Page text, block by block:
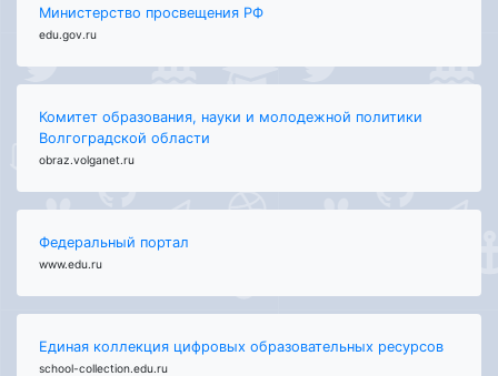
Министерство просвещения РФ
edu.gov.ru
Комитет образования, науки и молодежной политики
Волгоградской области
obraz.volganet.ru
Федеральный портал
www.edu.ru
Единая коллекция цифровых образовательных ресурсов
school-collection.edu.ru